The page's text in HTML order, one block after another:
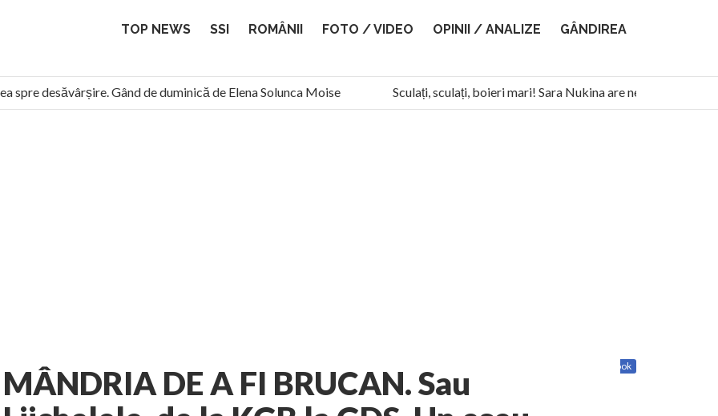
TOP NEWS SSI ROMÂNII FOTO / VIDEO OPINII / ANALIZE GÂNDIREA
desăvârșire. Gând de duminică de Elena Solunca Moise
Sculați, sculați, boieri mari! Sara Nukina are nevoie de ajutorul
român: “românii sunt slavi, nu latini”. Fostul agent ceaușist de la Humanitas militează pentru federalizarea României
Facebook
MÂNDRIA DE A FI BRUCAN. Sau